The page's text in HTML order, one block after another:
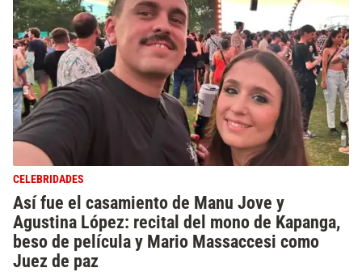
CELEBRIDADES
Así fue el casamiento de Manu Jove y
Agustina López: recital del mono de Kapanga,
beso de película y Mario Massaccesi como
Juez de paz